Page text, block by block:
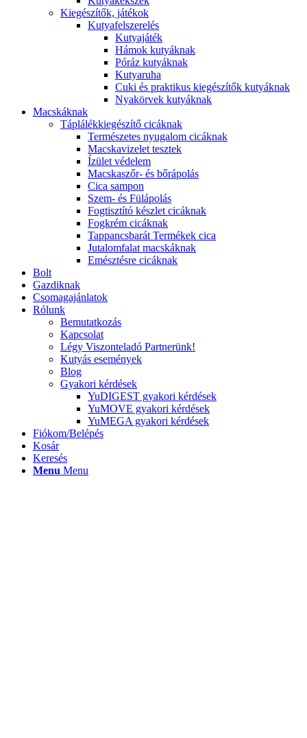
Kiegészítők, játékok
Kutyafelszerelés
Kutyajáték
Hámok kutyáknak
Póráz kutyáknak
Kutyaruha
Cuki és praktikus kiegészítők kutyáknak
Nyakörvek kutyáknak
Macskáknak
Táplálékkiegészítő cicáknak
Természetes nyugalom cicáknak
Macskavizelet tesztek
Ízület védelem
Macskaszőr- és bőrápolás
Cica sampon
Szem- és Fülápolás
Fogtisztító készlet cicáknak
Fogkrém cicáknak
Tappancsbarát Termékek cica
Jutalomfalat macskáknak
Emésztésre cicáknak
Bolt
Gazdiknak
Csomagajánlatok
Rólunk
Bemutatkozás
Kapcsolat
Légy Viszonteladó Partnerünk!
Kutyás események
Blog
Gyakori kérdések
YuDIGEST gyakori kérdések
YuMOVE gyakori kérdések
YuMEGA gyakori kérdések
Fiókom/Belépés
Kosár
Keresés
Menu Menu